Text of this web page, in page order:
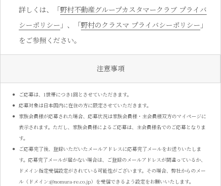
詳しくは、「野村不動産グループカスタマークラブ プライバ
シーポリシー 」、「野村のクラスマ プライバシーポリシー 」
をご参照ください。
注意事項
ご応募は、1世帯につき1回とさせていただきます。
応募対象は日本国内に在住の方に限定させていただきます。
家族会員様が応募された場合、応募状況は家族会員様・主会員様双方のマイページに
表示されます。ただし、家族会員様によるご応募は、主会員様名でのご応募となりま
す。
ご応募完了後、登録いただいたメールアドレスに応募完了メールをお送りいたしま
す。応募完了メールが届かない場合は、ご登録のメールアドレスが間違っているか、
ドメイン指定受信設定がされている可能性がございます。その場合、弊社からのメー
ル（ドメイン:@nomura-re.co.jp）を受信できるよう設定をお願いいたします。